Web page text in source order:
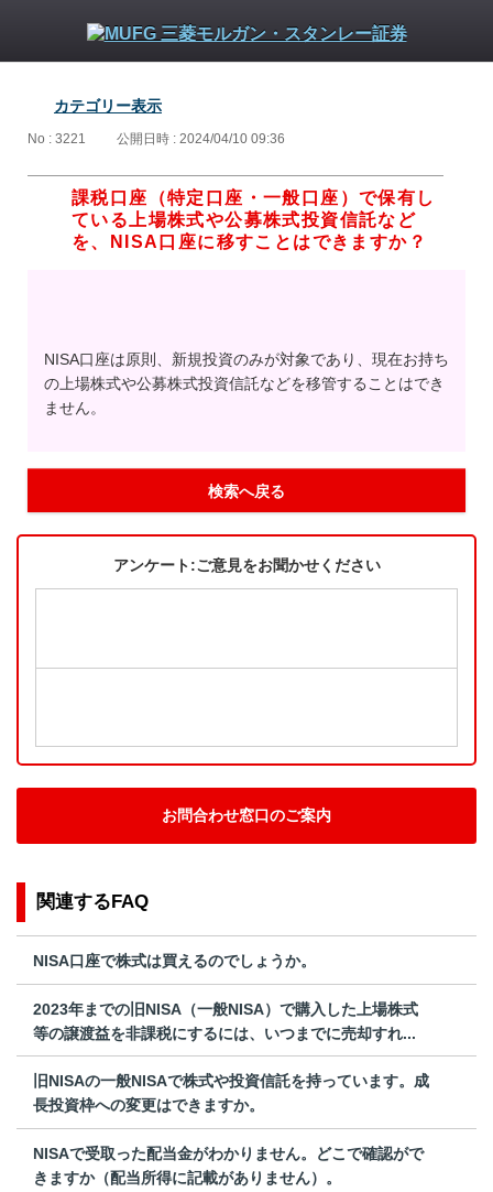
カテゴリー表示
No : 3221 公開日時 : 2024/04/10 09:36
課税口座（特定口座・一般口座）で保有し
ている上場株式や公募株式投資信託など
を、NISA口座に移すことはできますか？
NISA口座は原則、新規投資のみが対象であり、現在お持ち
の上場株式や公募株式投資信託などを移管することはでき
ません。
検索へ戻る
アンケート:ご意見をお聞かせください
お問合わせ窓口のご案内
関連するFAQ
NISA口座で株式は買えるのでしょうか。
2023年までの旧NISA（一般NISA）で購入した上場株式
等の譲渡益を非課税にするには、いつまでに売却すれ...
旧NISAの一般NISAで株式や投資信託を持っています。成
長投資枠への変更はできますか。
NISAで受取った配当金がわかりません。どこで確認がで
きますか（配当所得に記載がありません）。